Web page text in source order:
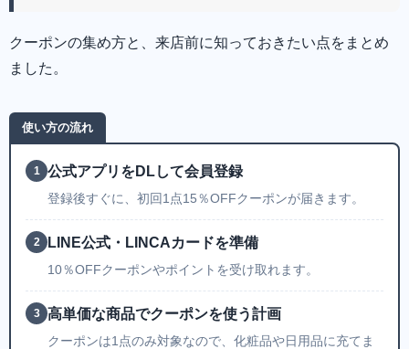
クーポンの集め方と、来店前に知っておきたい点をまとめ
ました。
使い方の流れ
1 公式アプリをDLして会員登録
登録後すぐに、初回1点15％OFFクーポンが届きます。
2 LINE公式・LINCAカードを準備
10％OFFクーポンやポイントを受け取れます。
3 高単価な商品でクーポンを使う計画
クーポンは1点のみ対象なので、化粧品や日用品に充てま